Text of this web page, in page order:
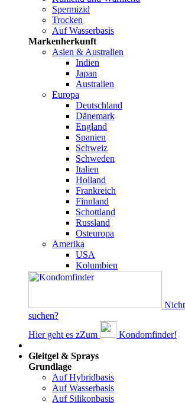
Spermizid
Trocken
Auf Wasserbasis
Markenherkunft
Asien & Australien
Indien
Japan
Australien
Europa
Deutschland
Dänemark
England
Spanien
Schweiz
Schweden
Italien
Holland
Frankreich
Finnland
Schottland
Russland
Osteuropa
Amerika
USA
Kolumbien
suchen?
Hier geht es zZum
Kondomfinder!
Gleitgel & Sprays
Grundlage
Auf Hybridbasis
Auf Wasserbasis
Auf Silikonbasis